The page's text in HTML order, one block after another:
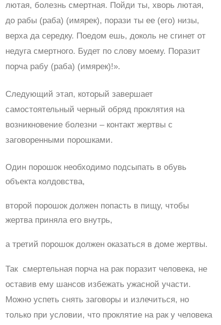
лютая, болезнь смертная. Пойди ты, хворь лютая,
до рабы (раба) (имярек), порази ты ее (его) низы,
верха да середку. Поедом ешь, доколь не сгинет от
недуга смертного. Будет по слову моему. Поразит
порча рабу (раба) (имярек)!».
Следующий этап, который завершает
самостоятельный черный обряд проклятия на
возникновение болезни – контакт жертвы с
заговоренными порошками.
Один порошок необходимо подсыпать в обувь
объекта колдовства,
второй порошок должен попасть в пищу, чтобы
жертва приняла его внутрь,
а третий порошок должен оказаться в доме жертвы.
Так смертельная порча на рак поразит человека, не
оставив ему шансов избежать ужасной участи.
Можно успеть снять заговоры и излечиться, но
только при условии, что проклятие на рак у человека